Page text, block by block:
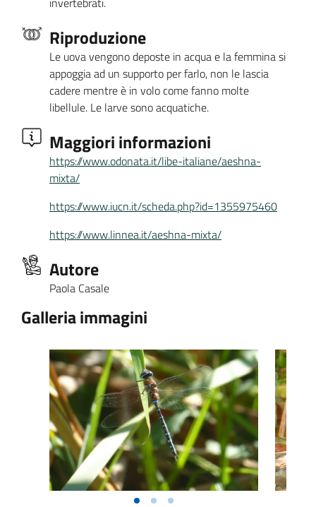
Riproduzione
Le uova vengono deposte in acqua e la femmina si
appoggia ad un supporto per farlo, non le lascia
cadere mentre è in volo come fanno molte
libellule. Le larve sono acquatiche.
Maggiori informazioni
https://www.odonata.it/libe-italiane/aeshna-
mixta/
https://www.iucn.it/scheda.php?id=1355975460
https://www.linnea.it/aeshna-mixta/
Autore
Paola Casale
Galleria immagini